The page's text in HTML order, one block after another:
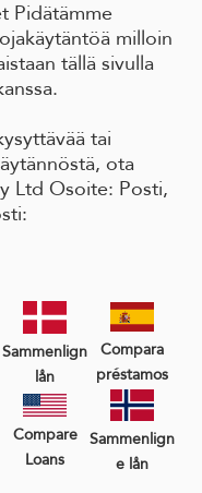
Pidätämme
milloin
tällä sivulla
tai
ota
Ltd Osoite: Posti,
Sammenlign
lån
Compara
préstamos
Compare
Loans
Sammenlign
e lån